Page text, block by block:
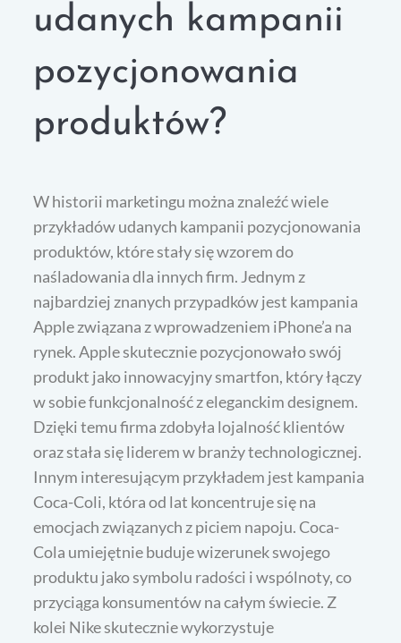
udanych kampanii
pozycjonowania
produktów?
W historii marketingu można znaleźć wiele
przykładów udanych kampanii pozycjonowania
produktów, które stały się wzorem do
naśladowania dla innych firm. Jednym z
najbardziej znanych przypadków jest kampania
Apple związana z wprowadzeniem iPhone’a na
rynek. Apple skutecznie pozycjonowało swój
produkt jako innowacyjny smartfon, który łączy
w sobie funkcjonalność z eleganckim designem.
Dzięki temu firma zdobyła lojalność klientów
oraz stała się liderem w branży technologicznej.
Innym interesującym przykładem jest kampania
Coca-Coli, która od lat koncentruje się na
emocjach związanych z piciem napoju. Coca-
Cola umiejętnie buduje wizerunek swojego
produktu jako symbolu radości i wspólnoty, co
przyciąga konsumentów na całym świecie. Z
kolei Nike skutecznie wykorzystuje